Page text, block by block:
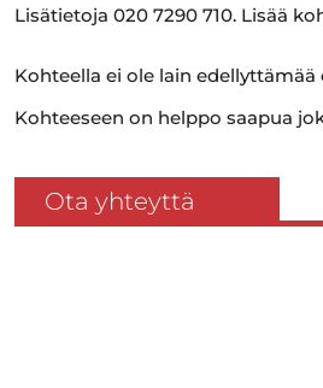
Lisätietoja 020 7290 710. Lisää
Kohteella ei ole lain
Kohteeseen on helppo saapua
Ota yhteyttä